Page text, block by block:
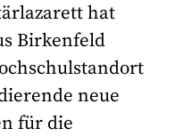
hat
Birkenfeld
neue
für die